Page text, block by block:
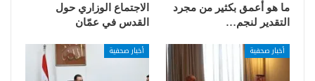
ما هو أعمق بكثير من مجرد
التقدير لنجم…
الاجتماع الوزاري حول
القدس في عمّان
أخبار صحفية أخبار صحفية